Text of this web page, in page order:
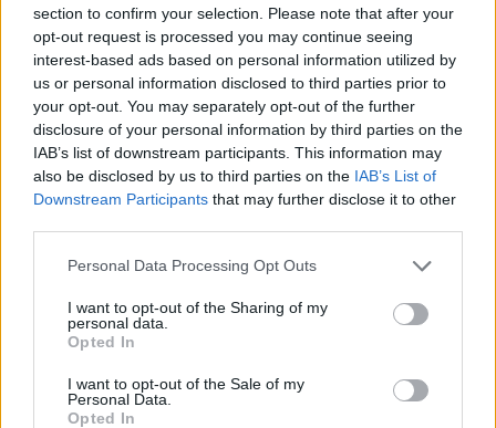
section to confirm your selection. Please note that after your
opt-out request is processed you may continue seeing
interest-based ads based on personal information utilized by
us or personal information disclosed to third parties prior to
your opt-out. You may separately opt-out of the further
disclosure of your personal information by third parties on the
IAB’s list of downstream participants. This information may
also be disclosed by us to third parties on the IAB’s List of
Downstream Participants that may further disclose it to other
Personal Data Processing Opt Outs
I want to opt-out of the Sharing of my
personal data.
Opted In
I want to opt-out of the Sale of my
Personal Data.
Opted In
youtube